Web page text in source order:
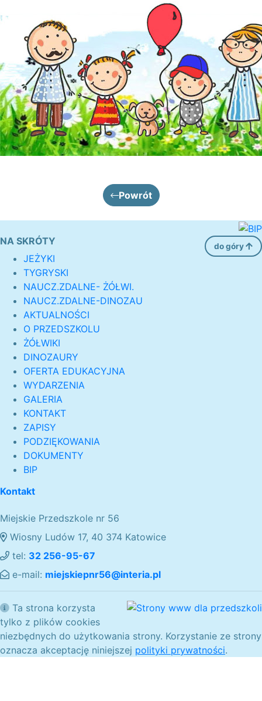
Powrót
NA SKRÓTY do góry
JEŻYKI
TYGRYSKI
NAUCZ.ZDALNE- ŻÓŁWI.
NAUCZ.ZDALNE-DINOZAU
AKTUALNOŚCI
O PRZEDSZKOLU
ŻÓŁWIKI
DINOZAURY
OFERTA EDUKACYJNA
WYDARZENIA
GALERIA
KONTAKT
ZAPISY
PODZIĘKOWANIA
DOKUMENTY
BIP
Kontakt
Miejskie Przedszkole nr 56
Wiosny Ludów 17, 40 374 Katowice
tel: 32 256-95-67
e-mail: miejskiepnr56@interia.pl
Ta strona korzysta
tylko z plików cookies
niezbędnych do użytkowania strony. Korzystanie ze strony
oznacza akceptację niniejszej polityki prywatności.